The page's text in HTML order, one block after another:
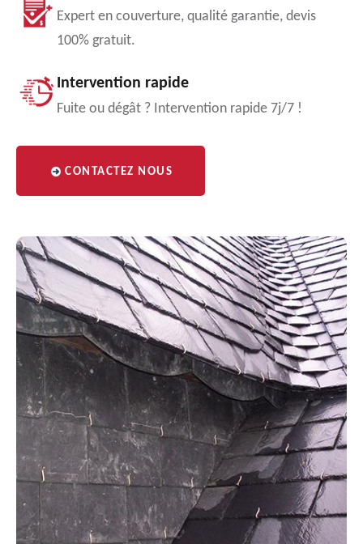
Expert en couverture, qualité garantie, devis
100% gratuit.
Intervention rapide
Fuite ou dégât ? Intervention rapide 7j/7 !
CONTACTEZ NOUS